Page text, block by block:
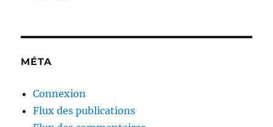
MÉTA
Connexion
Flux des publications